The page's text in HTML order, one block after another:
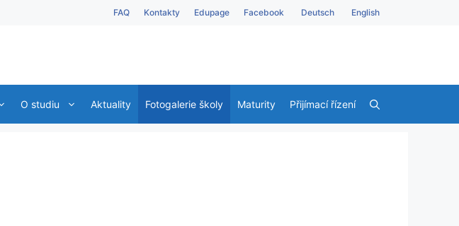
FAQ Kontakty Edupage Facebook Deutsch English
O studiu Aktuality Fotogalerie školy Maturity Přijímací řízení